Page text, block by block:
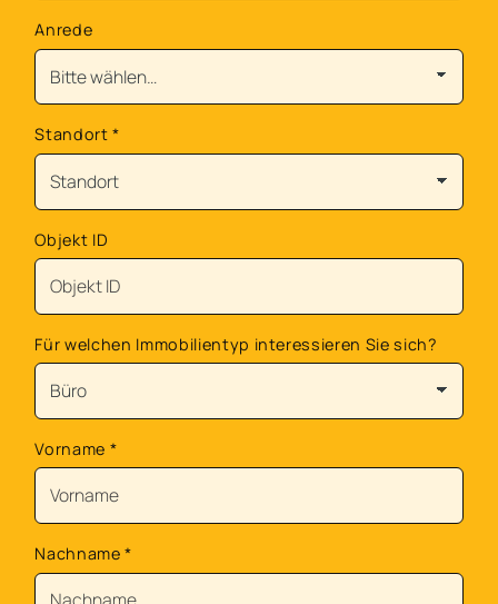
Anrede
Standort*
Objekt ID
Für welchen Immobilientyp interessieren Sie sich?
Vorname *
Nachname*